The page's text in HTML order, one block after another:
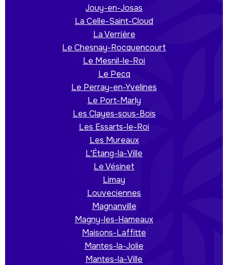
Jouy-en-Josas
La Celle-Saint-Cloud
La Verrière
Le Chesnay-Rocquencourt
Le Mesnil-le-Roi
Le Pecq
Le Perray-en-Yvelines
Le Port-Marly
Les Clayes-sous-Bois
Les Essarts-le-Roi
Les Mureaux
L'Étang-la-Ville
Le Vésinet
Limay
Louveciennes
Magnanville
Magny-les-Hameaux
Maisons-Laffitte
Mantes-la-Jolie
Mantes-la-Ville